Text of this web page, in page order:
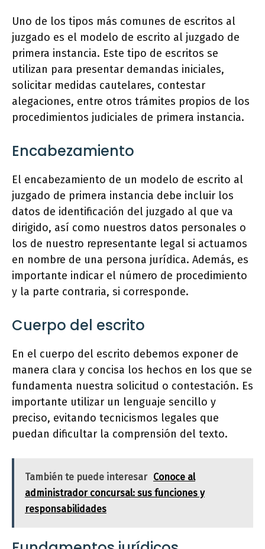
Uno de los tipos más comunes de escritos al
juzgado es el modelo de escrito al juzgado de
primera instancia. Este tipo de escritos se
utilizan para presentar demandas iniciales,
solicitar medidas cautelares, contestar
alegaciones, entre otros trámites propios de los
procedimientos judiciales de primera instancia.
Encabezamiento
El encabezamiento de un modelo de escrito al
juzgado de primera instancia debe incluir los
datos de identificación del juzgado al que va
dirigido, así como nuestros datos personales o
los de nuestro representante legal si actuamos
en nombre de una persona jurídica. Además, es
importante indicar el número de procedimiento
y la parte contraria, si corresponde.
Cuerpo del escrito
En el cuerpo del escrito debemos exponer de
manera clara y concisa los hechos en los que se
fundamenta nuestra solicitud o contestación. Es
importante utilizar un lenguaje sencillo y
preciso, evitando tecnicismos legales que
puedan dificultar la comprensión del texto.
También te puede interesar Conoce al
administrador concursal: sus funciones y
responsabilidades